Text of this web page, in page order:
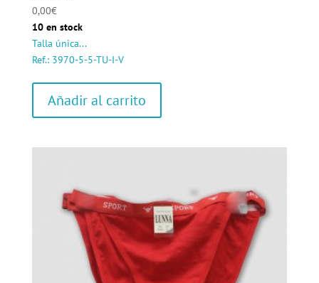
0,00€
10 en stock
Talla única...
Ref.: 3970-5-5-TU-I-V
Añadir al carrito